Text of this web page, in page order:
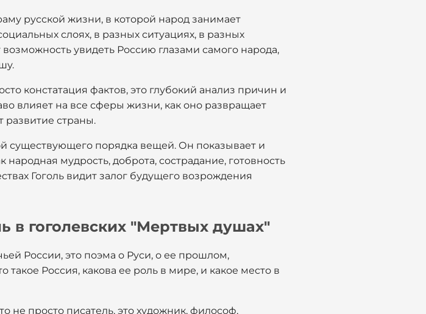
русской жизни, в которой народ занимает
слоях, в разных ситуациях, в разных
увидеть Россию глазами самого народа,
констатация фактов, это глубокий анализ причин и
влияет на все сферы жизни, как оно развращает
развитие страны.
существующего порядка вещей. Он показывает и
мудрость, доброта, сострадание, готовность
Гоголь видит залог будущего возрождения
в гоголевских "Мертвых душах"
России, это поэма о Руси, о ее прошлом,
Россия, какова ее роль в мире, и какое место в
не просто писатель, это художник, философ,